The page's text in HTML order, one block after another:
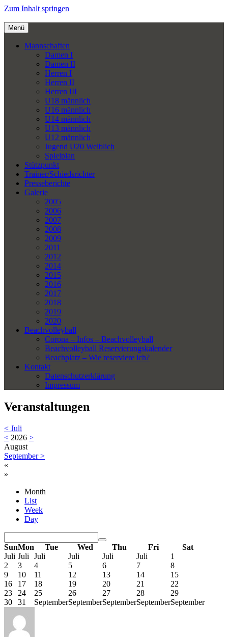
Zum Inhalt springen
Menü
Mannschaften
Damen I
Damen II
Herren I
Herren II
Herren III
U18 männlich
U16 männlich
U14 männlich
U13 männlich
U12 männlich
Jugend U20 Weiblich
Spielplan
Stützpunkt
Trainer/Schiedsrichter
Presseberichte
Galerie
2005
2006
2007
2008
2009
2011
2012
2014
2015
2016
2017
2018
2019
2020
Beachvolleyball
Corona – Infos – Beachvolleyball
Beachvolleyball Reservierungskalender
Beachplatz – Wie reserviere ich?
Kontakt
Datenschutzerklärung
Impressum
Veranstaltungen
< Juli
< 2026 >
August
September>
«
»
Month
List
Week
Day
SunMon Tue Wed Thu Fri
Sat
Juli Juli Juli Juli Juli Juli
1
2
3 4 5 6 7
8
9
10 11 12 13 14
15
16
17 18 19 20 21
22
23
24 25 26 27 28
29
30
31 SeptemberSeptemberSeptemberSeptemberSeptember